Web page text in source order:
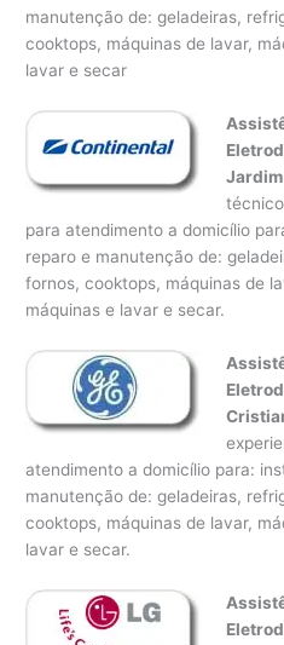
manutenção de: geladeiras,
cooktops, máquinas de lavar,
lavar e secar
para atendimento a domicílio
reparo e manutenção de:
fornos, cooktops, máquinas de
máquinas e lavar e secar.
atendimento a domicílio para:
manutenção de: geladeiras,
cooktops, máquinas de lavar,
lavar e secar.